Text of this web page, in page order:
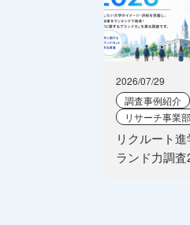
2026/07/29
調査事例紹介
リサーチ事業部
リクルート
ランド力調査